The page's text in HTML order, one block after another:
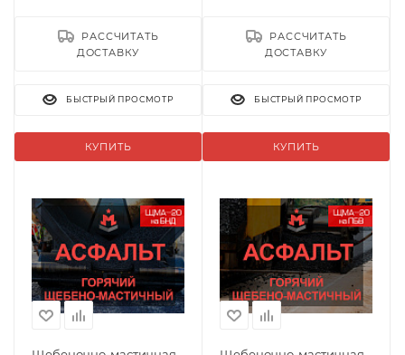
КУПИТЬ
РАССЧИТАТЬ
ДОСТАВКУ
БЫСТРЫЙ ПРОСМОТР
КУПИТЬ
РАССЧИТАТЬ
ДОСТАВКУ
БЫСТРЫЙ ПРОСМОТР